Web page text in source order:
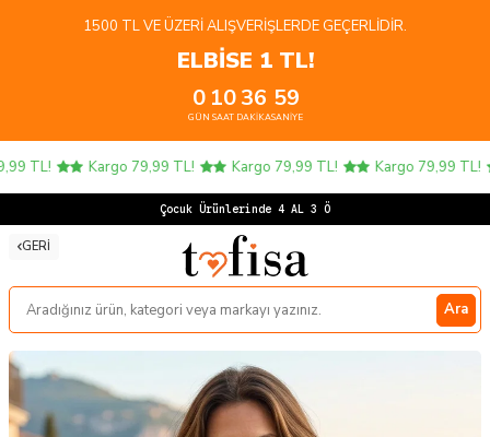
1500 TL VE ÜZERI ALIŞVERIŞLERDE GEÇERLIDIR.
ELBİSE 1 TL!
0
GÜN
10
SAAT
36
DAKIKA
59
SANIYE
TL! Kargo 79,99 TL! Kargo 79,99 TL! Kargo 79,99 TL!
Çocuk Ürünlerinde 4 AL 3 ÖDE!
GERI
Ara